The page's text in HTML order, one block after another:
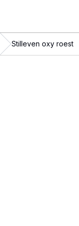
Stilleven oxy roest